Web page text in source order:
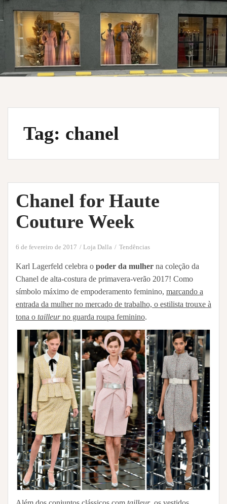
Tag: chanel
Chanel for Haute
Couture Week
6 de fevereiro de 2017 Loja Dalla Tendências
Karl Lagerfeld celebra o poder da mulher na coleção da
Chanel de alta-costura de primavera-verão 2017! Como
símbolo máximo de empoderamento feminino, marcando a
entrada da mulher no mercado de trabalho, o estilista trouxe à
tona o tailleurno guarda roupa feminino.